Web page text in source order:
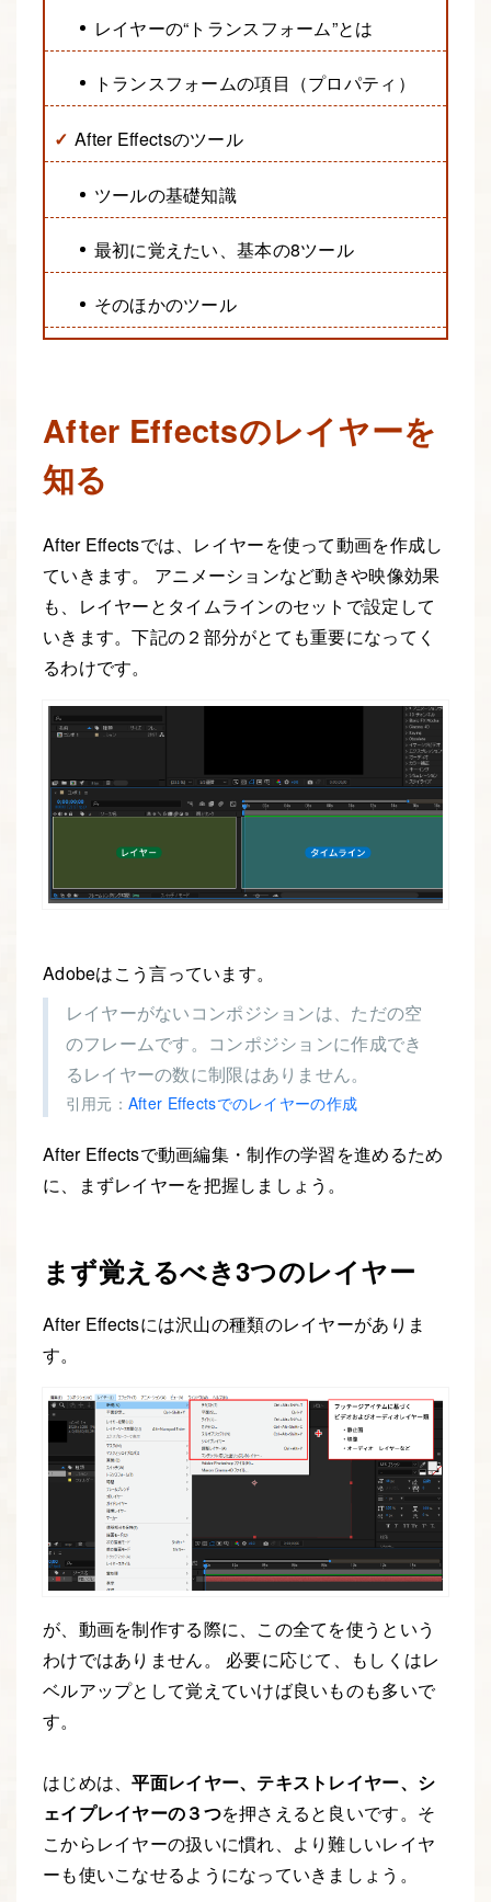
レイヤーの“トランスフォーム”とは
トランスフォームの項目（プロパティ）
After Effectsのツール
ツールの基礎知識
最初に覚えたい、基本の8ツール
そのほかのツール
After Effectsのレイヤーを
知る
After Effectsでは、レイヤーを使って動画を作成し
ていきます。 アニメーションなど動きや映像効果
も、レイヤーとタイムラインのセットで設定して
いきます。下記の２部分がとても重要になってく
るわけです。
Adobeはこう言っています。
レイヤーがないコンポジションは、ただの空
のフレームです。コンポジションに作成でき
るレイヤーの数に制限はありません。
引用元： After Effectsでのレイヤーの作成
After Effectsで動画編集・制作の学習を進めるため
に、まずレイヤーを把握しましょう。
まず覚えるべき3つのレイヤー
After Effectsには沢山の種類のレイヤーがありま
す。
が、動画を制作する際に、この全てを使うという
わけではありません。 必要に応じて、もしくはレ
ベルアップとして覚えていけば良いものも多いで
す。
はじめは、平面レイヤー、テキストレイヤー、シ
ェイプレイヤーの３つを押さえると良いです。そ
こからレイヤーの扱いに慣れ、より難しいレイヤ
ーも使いこなせるようになっていきましょう。